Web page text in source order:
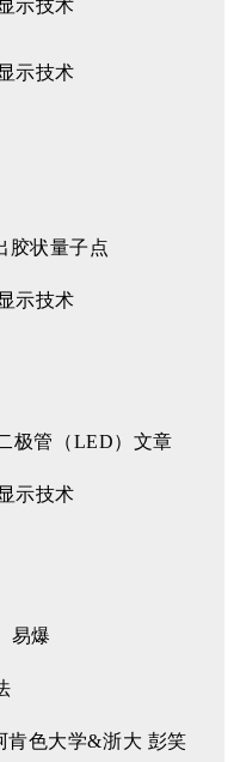
胶状量子点
极管（LED）文章
易爆
肯色大学&浙大 彭笑